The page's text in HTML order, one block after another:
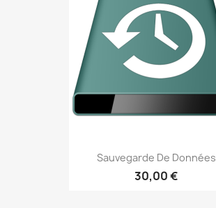
Sauvegarde De Données
30,00 €